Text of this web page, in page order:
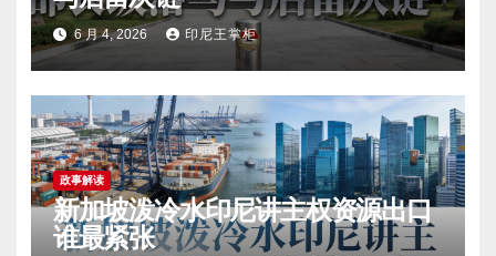
6 月 4, 2026 印尼王掌柜
政事解读
新加坡泼冷水印尼讲主权资源出口
谁最紧张